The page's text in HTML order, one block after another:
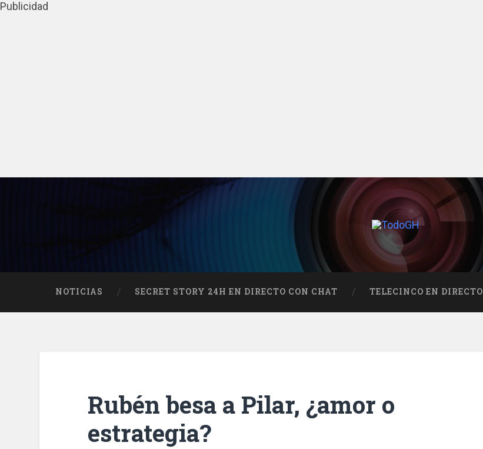
Publicidad
NOTICIAS SECRET STORY 24H EN DIRECTO CON CHAT TELECINCO EN DIRECTO
Rubén besa a Pilar, ¿amor o
estrategia?